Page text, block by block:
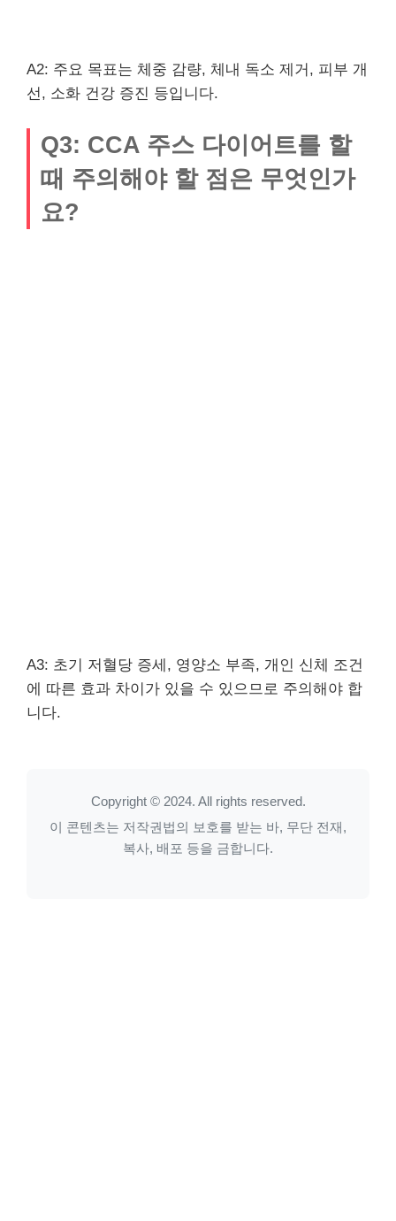
A2: 주요 목표는 체중 감량, 체내 독소 제거, 피부 개
선, 소화 건강 증진 등입니다.
Q3: CCA 주스 다이어트를 할
때 주의해야 할 점은 무엇인가
요?
A3: 초기 저혈당 증세, 영양소 부족, 개인 신체 조건
에 따른 효과 차이가 있을 수 있으므로 주의해야 합
니다.
Copyright © 2024. All rights reserved.
이 콘텐츠는 저작권법의 보호를 받는 바, 무단 전재,
복사, 배포 등을 금합니다.